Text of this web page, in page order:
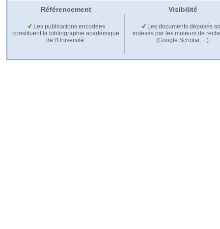
Référencement Visibilité
Les publications encodées
constituent la bibliographie académique
de l'Université.
Les documents déposés
indexés par les moteurs de
(Google Scholar,…).